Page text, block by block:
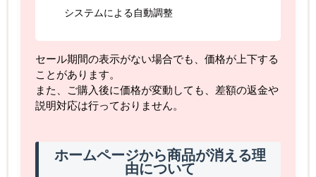
システムによる自動調整
セール期間の表示がない場合でも、価格が上下する
ことがあります。
また、ご購入後に価格が変動しても、差額の返金や
説明対応は行っておりません。
ホームページから商品が消える理
由について